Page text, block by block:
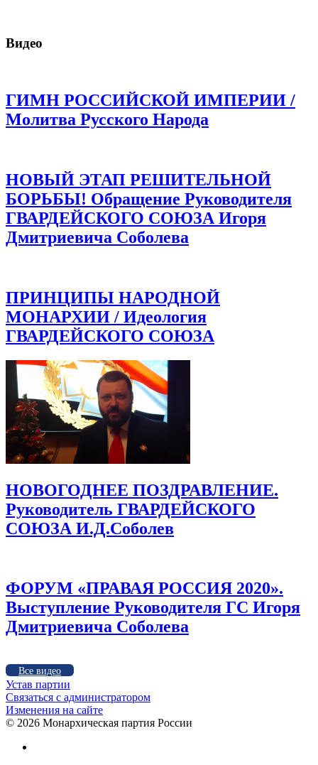
Видео
ГИМН РОССИЙСКОЙ ИМПЕРИИ /
Молитва Русского Народа
НОВЫЙ ЭТАП РЕШИТЕЛЬНОЙ
БОРЬБЫ! Обращение Руководителя
ГВАРДЕЙСКОГО СОЮЗА Игоря
Дмитриевича Соболева
ПРИНЦИПЫ НАРОДНОЙ
МОНАРХИИ / Идеология
ГВАРДЕЙСКОГО СОЮЗА
НОВОГОДНЕЕ ПОЗДРАВЛЕНИЕ.
Руководитель ГВАРДЕЙСКОГО
СОЮЗА И.Д.Соболев
ФОРУМ «ПРАВАЯ РОССИЯ 2020».
Выступление Руководителя ГС Игоря
Дмитриевича Соболева
Все видео
Устав партии
Связаться с администратором
Изменения на сайте
© 2026 Монархическая партия России